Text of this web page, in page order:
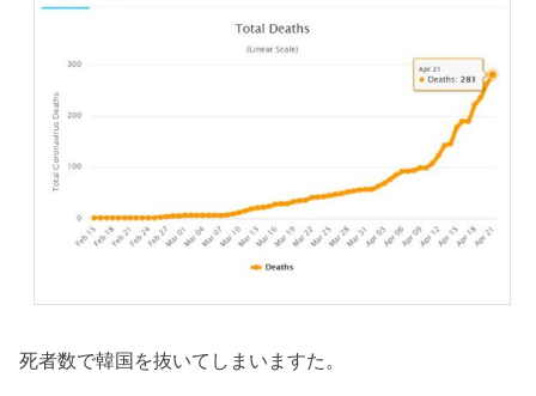
死者数で韓国を抜いてしまいますた。